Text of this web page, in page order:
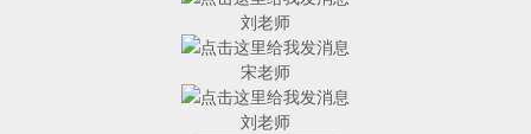
刘老师
宋老师
刘老师